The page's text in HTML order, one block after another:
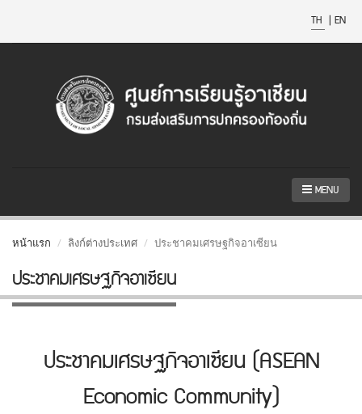
TH | EN
MENU
หน้าแรก ลิงก์ต่างประเทศ ประชาคมเศรษฐกิจอาเซียน
ประชาคมเศรษฐกิจอาเซียน
ประชาคมเศรษฐกิจอาเซียน (ASEAN
Economic Community)